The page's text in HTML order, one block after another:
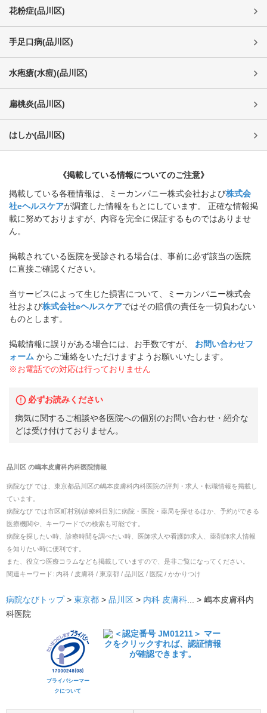
花粉症(品川区)
手足口病(品川区)
水疱瘡(水痘)(品川区)
扁桃炎(品川区)
はしか(品川区)
《掲載している情報についてのご注意》
掲載している各種情報は、ミーカンパニー株式会社および株式会
社eヘルスケアが調査した情報をもとにしています。 正確な情報掲
載に努めておりますが、内容を完全に保証するものではありませ
ん。
掲載されている医院を受診される場合は、事前に必ず該当の医院
に直接ご確認ください。
当サービスによって生じた損害について、ミーカンパニー株式会
社および株式会社eヘルスケアではその賠償の責任を一切負わない
ものとします。
掲載情報に誤りがある場合には、お手数ですが、
お問い合わせフ
ォーム からご連絡をいただけますようお願いいたします。
※お電話での対応は行っておりません
必ずお読みください
病気に関するご相談や各医院への個別のお問い合わせ・紹介な
どは受け付けておりません。
品川区の嶋本皮膚科内科医院情報
病院なび では、 東京都品川区の嶋本皮膚科内科医院の評判・求人・転職情報を掲載し
ています。
病院なび では市区町村別/診療科目別に病院・医院・薬局を探せるほか、予約ができる
医療機関や、キーワードでの検索も可能です。
病院を探したい時、診療時間を調べたい時、医師求人や看護師求人、薬剤師求人情報
を知りたい時に便利です。
また、役立つ医療コラムなども掲載していますので、是非ご覧になってください。
関連キーワード: 内科 / 皮膚科 / 東京都 / 品川区 / 医院 / かかりつけ
病院なびトップ > 東京都 > 品川区 > 内科 皮膚科... > 嶋本皮膚科内
科医院
プライバシーマー
クについて